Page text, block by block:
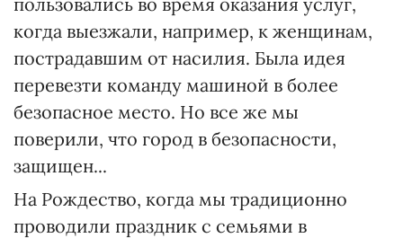
когда выезжали, например, к женщинам,
пострадавшим от насилия. Была идея
перевезти команду машиной в более
безопасное место. Но все же мы
поверили, что город в безопасности,
защищен...
На Рождество, когда мы традиционно
проводили праздник с семьями в